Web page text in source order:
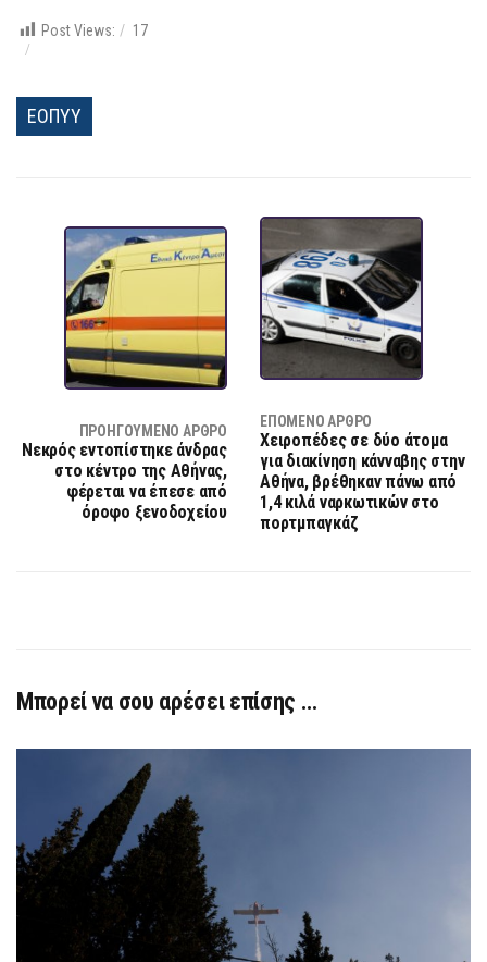
Post Views: 17
ΕΟΠΥΥ
ΠΡΟΗΓΟΎΜΕΝΟ ΆΡΘΡΟ
Νεκρός εντοπίστηκε άνδρας
στο κέντρο της Αθήνας,
φέρεται να έπεσε από
όροφο ξενοδοχείου
ΕΠΌΜΕΝΟ ΆΡΘΡΟ
Χειροπέδες σε δύο άτομα
για διακίνηση κάνναβης στην
Αθήνα, βρέθηκαν πάνω από
1,4 κιλά ναρκωτικών στο
πορτμπαγκάζ
Μπορεί να σου αρέσει επίσης …